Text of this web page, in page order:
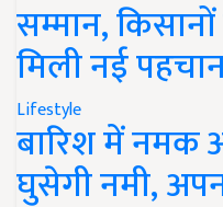
सम्मान,
मिली नई
Lifestyle
बारिश में नमक
घुसेगी नमी,